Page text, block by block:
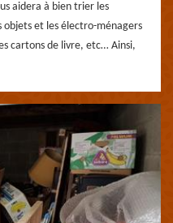
aidera à bien trier les
objets et les électro-ménagers
cartons de livre, etc… Ainsi,